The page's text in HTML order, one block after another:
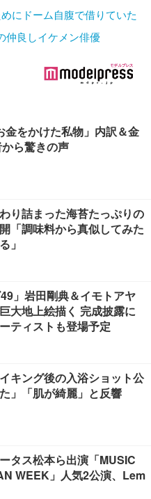
にドーム自腹で借りていた
仲良しイケメン俳優
金をかけた私物」内訳＆金
ら驚きの声
り詰まった海苔たっぷりの
「調味料から真似してみた
」
49」岩田剛典＆イモトアヤ
大地上絵描く 完成披露に
ティストも登場予定
キング後の入浴ショット公
」「肌が綺麗」と反響
タス松本ら出演「MUSIC
WEEK」人気2公演、Lem